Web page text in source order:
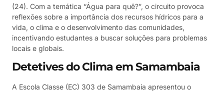
(24). Com a temática “Água para quê?”, o circuito provoca
reflexões sobre a importância dos recursos hídricos para a
vida, o clima e o desenvolvimento das comunidades,
incentivando estudantes a buscar soluções para problemas
locais e globais.
Detetives do Clima em Samambaia
A Escola Classe (EC) 303 de Samambaia apresentou o